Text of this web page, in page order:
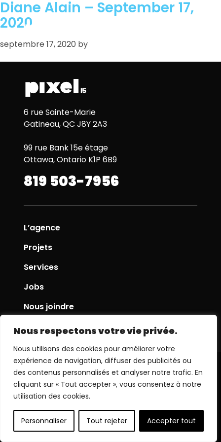
Nous respectons votre vie privée.
Nous utilisons des cookies pour améliorer votre
expérience de navigation, diffuser des publicités ou
des contenus personnalisés et analyser notre trafic. En
cliquant sur « Tout accepter », vous consentez à notre
utilisation des cookies.
Personnaliser Tout rejeter Accepter tout
Diane Alain – September 17,
2020
septembre 17, 2020 by
6 rue Sainte-Marie
Gatineau, QC J8Y 2A3
99 rue Bank 15e étage
Ottawa, Ontario K1P 6B9
819 503-7956
L’agence
Projets
Services
Jobs
Nous joindre